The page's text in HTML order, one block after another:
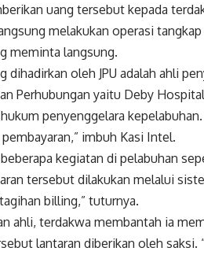
uang tersebut kepada
melakukan operasi
meminta langsung.
dihadirkan oleh JPU adalah ahli
Perhubungan yaitu Deby
penyenggelara
imbuh Kasi Intel.
kegiatan di pelabuhan
tersebut dilakukan melalui
billing,” tuturnya.
ahli, terdakwa membantah ia
lantaran diberikan oleh saksi.